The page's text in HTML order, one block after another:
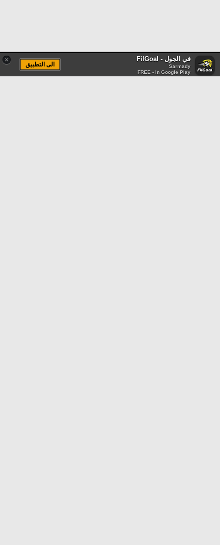
× في الجول - FilGoal
Sarmady
FREE - In Google Play
الى التطبيق